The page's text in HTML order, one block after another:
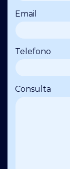
Email
Telefono
Consulta